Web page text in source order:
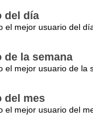
del día
el mejor usuario del
de la semana
el mejor usuario de la
del mes
el mejor usuario del